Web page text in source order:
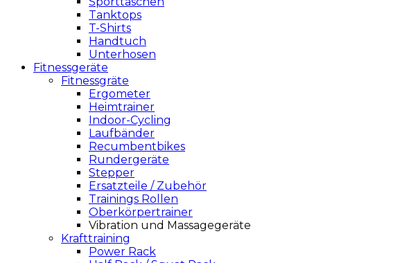
Tanktops
T-Shirts
Handtuch
Unterhosen
Fitnessgeräte
Fitnessgräte
Ergometer
Heimtrainer
Indoor-Cycling
Laufbänder
Recumbentbikes
Rundergeräte
Stepper
Ersatzteile / Zubehör
Trainings Rollen
Oberkörpertrainer
Vibration und Massagegeräte
Krafttraining
Power Rack